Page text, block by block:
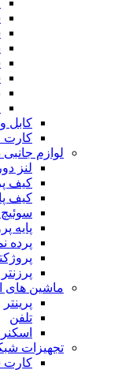
کابل
کارت
لوازم جانبی
لنز
کیف
کیف
سوئیچ
پایه
پرده
پرزنتر
ماشین های
پرینتر
تلفن
اسکنر
تجهیزات
کارت